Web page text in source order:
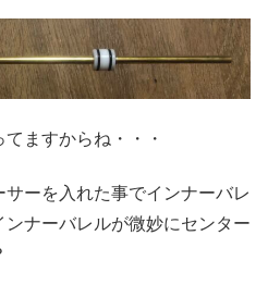
ますからね・・・
ーを入れた事でインナーバレ
ナーバレルが微妙にセンター